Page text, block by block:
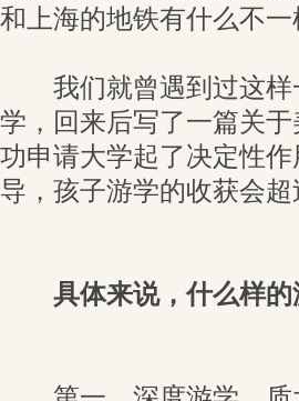
和上海的地铁有什么不
我们就曾遇到过这样
学，回来后写了一篇关
功申请大学起了决定性
导，孩子游学的收获会超
具体来说，什么样的